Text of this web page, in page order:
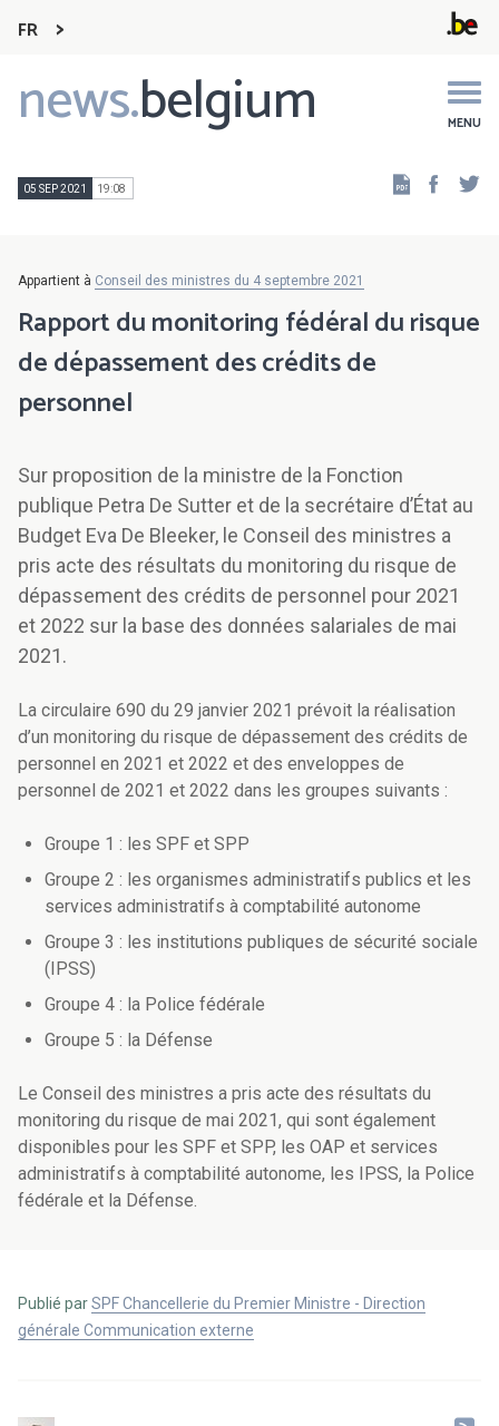
FR
news.belgium MENU
Main
navigation
05 SEP 2021 19:08
Appartient à Conseil des ministres du 4 septembre 2021
Rapport du monitoring fédéral du risque
de dépassement des crédits de
personnel
Sur proposition de la ministre de la Fonction
publique Petra De Sutter et de la secrétaire d’État au
Budget Eva De Bleeker, le Conseil des ministres a
pris acte des résultats du monitoring du risque de
dépassement des crédits de personnel pour 2021
et 2022 sur la base des données salariales de mai
2021.
La circulaire 690 du 29 janvier 2021 prévoit la réalisation
d’un monitoring du risque de dépassement des crédits de
personnel en 2021 et 2022 et des enveloppes de
personnel de 2021 et 2022 dans les groupes suivants :
Groupe 1 : les SPF et SPP
Groupe 2 : les organismes administratifs publics et les
services administratifs à comptabilité autonome
Groupe 3 : les institutions publiques de sécurité sociale
(IPSS)
Groupe 4 : la Police fédérale
Groupe 5 : la Défense
Le Conseil des ministres a pris acte des résultats du
monitoring du risque de mai 2021, qui sont également
disponibles pour les SPF et SPP, les OAP et services
administratifs à comptabilité autonome, les IPSS, la Police
fédérale et la Défense.
Publié parSPF Chancellerie du Premier Ministre - Direction
générale Communication externe